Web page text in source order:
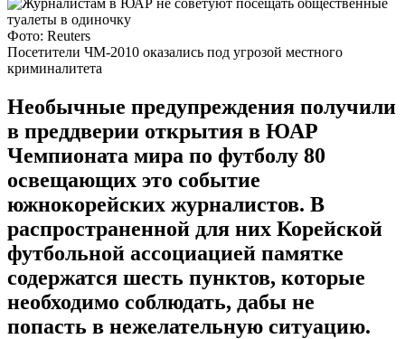
Фото: Reuters
Посетители ЧМ-2010 оказались под угрозой местного
криминалитета
Необычные предупреждения получили
в преддверии открытия в ЮАР
Чемпионата мира по футболу 80
освещающих это событие
южнокорейских журналистов. В
распространенной для них Корейской
футбольной ассоциацией памятке
содержатся шесть пунктов, которые
необходимо соблюдать, дабы не
попасть в нежелательную ситуацию.